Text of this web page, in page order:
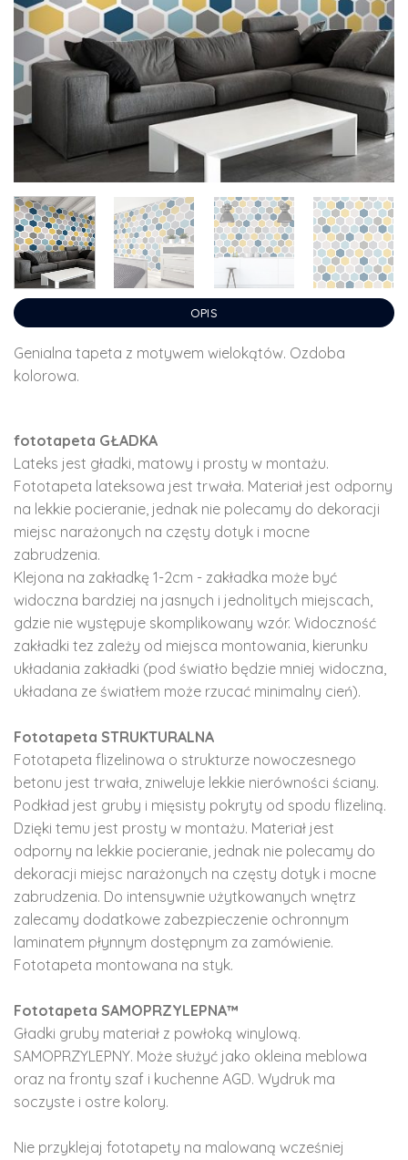
OPIS
Genialna tapeta z motywem wielokątów. Ozdoba
kolorowa.
fototapeta GŁADKA
Lateks jest gładki, matowy i prosty w montażu.
Fototapeta lateksowa jest trwała. Materiał jest odporny
na lekkie pocieranie, jednak nie polecamy do dekoracji
miejsc narażonych na częsty dotyk i mocne
zabrudzenia.
Klejona na zakładkę 1-2cm - zakładka może być
widoczna bardziej na jasnych i jednolitych miejscach,
gdzie nie występuje skomplikowany wzór. Widoczność
zakładki tez zależy od miejsca montowania, kierunku
układania zakładki (pod światło będzie mniej widoczna,
układana ze światłem może rzucać minimalny cień).
Fototapeta STRUKTURALNA
Fototapeta flizelinowa o strukturze nowoczesnego
betonu jest trwała, zniweluje lekkie nierówności ściany.
Podkład jest gruby i mięsisty pokryty od spodu flizeliną.
Dzięki temu jest prosty w montażu. Materiał jest
odporny na lekkie pocieranie, jednak nie polecamy do
dekoracji miejsc narażonych na częsty dotyk i mocne
zabrudzenia. Do intensywnie użytkowanych wnętrz
zalecamy dodatkowe zabezpieczenie ochronnym
laminatem płynnym dostępnym za zamówienie.
Fototapeta montowana na styk.
Fototapeta SAMOPRZYLEPNA™
Gładki gruby materiał z powłoką winylową.
SAMOPRZYLEPNY. Może służyć jako okleina meblowa
oraz na fronty szaf i kuchenne AGD. Wydruk ma
soczyste i ostre kolory.
Nie przyklejaj fototapety na malowaną wcześniej